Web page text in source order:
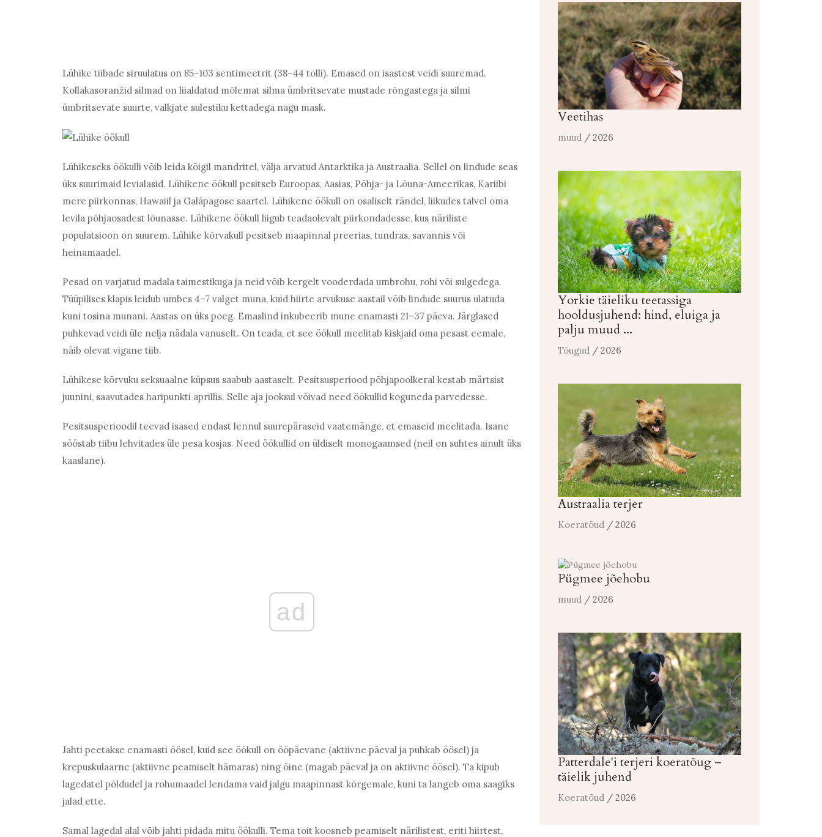
Lühike tiibade siruulatus on 85–103 sentimeetrit (38–44 tolli). Emased on isastest veidi suuremad.
Kollakasoranžid silmad on liialdatud mõlemat silma ümbritsevate mustade rõngastega ja silmi
ümbritsevate suurte, valkjate sulestiku kettadega nagu mask.
Lühikeseks öökulli võib leida kõigil mandritel, välja arvatud Antarktika ja Austraalia. Sellel on lindude seas
üks suurimaid levialasid. Lühikene öökull pesitseb Euroopas, Aasias, Põhja- ja Lõuna-Ameerikas, Kariibi
mere piirkonnas, Hawaiil ja Galápagose saartel. Lühikene öökull on osaliselt rändel, liikudes talvel oma
levila põhjaosadest lõunasse. Lühikene öökull liigub teadaolevalt piirkondadesse, kus näriliste
populatsioon on suurem. Lühike kõrvakull pesitseb maapinnal preerias, tundras, savannis või
heinamaadel.
Pesad on varjatud madala taimestikuga ja neid võib kergelt vooderdada umbrohu, rohi või sulgedega.
Tüüpilises klapis leidub umbes 4–7 valget muna, kuid hiirte arvukuse aastail võib lindude suurus ulatuda
kuni tosina munani. Aastas on üks poeg. Emaslind inkubeerib mune enamasti 21–37 päeva. Järglased
puhkevad veidi üle nelja nädala vanuselt. On teada, et see öökull meelitab kiskjaid oma pesast eemale,
näib olevat vigane tiib.
Lühikese kõrvuku seksuaalne küpsus saabub aastaselt. Pesitsusperiood põhjapoolkeral kestab märtsist
juunini, saavutades haripunkti aprillis. Selle aja jooksul võivad need öökullid koguneda parvedesse.
Pesitsusperioodil teevad isased endast lennul suurepäraseid vaatemänge, et emaseid meelitada. Isane
sööstab tiibu lehvitades üle pesa kosjas. Need öökullid on üldiselt monogaamsed (neil on suhtes ainult üks
kaaslane).
ad
Jahti peetakse enamasti öösel, kuid see öökull on ööpäevane (aktiivne päeval ja puhkab öösel) ja
krepuskulaarne (aktiivne peamiselt hämaras) ning öine (magab päeval ja on aktiivne öösel). Ta kipub
lagedatel põldudel ja rohumaadel lendama vaid jalgu maapinnast kõrgemale, kuni ta langeb oma saagiks
jalad ette.
Samal lagedal alal võib jahti pidada mitu öökulli. Tema toit koosneb peamiselt närilistest, eriti hiirtest,
Veetihas
muud / 2026
Yorkie täieliku teetassiga
hooldusjuhend: hind, eluiga ja
palju muud ...
Tõugud / 2026
Austraalia terjer
Koeratõud / 2026
Pügmee jõehobu
muud / 2026
Patterdale'i terjeri koeratõug –
täielik juhend
Koeratõud / 2026